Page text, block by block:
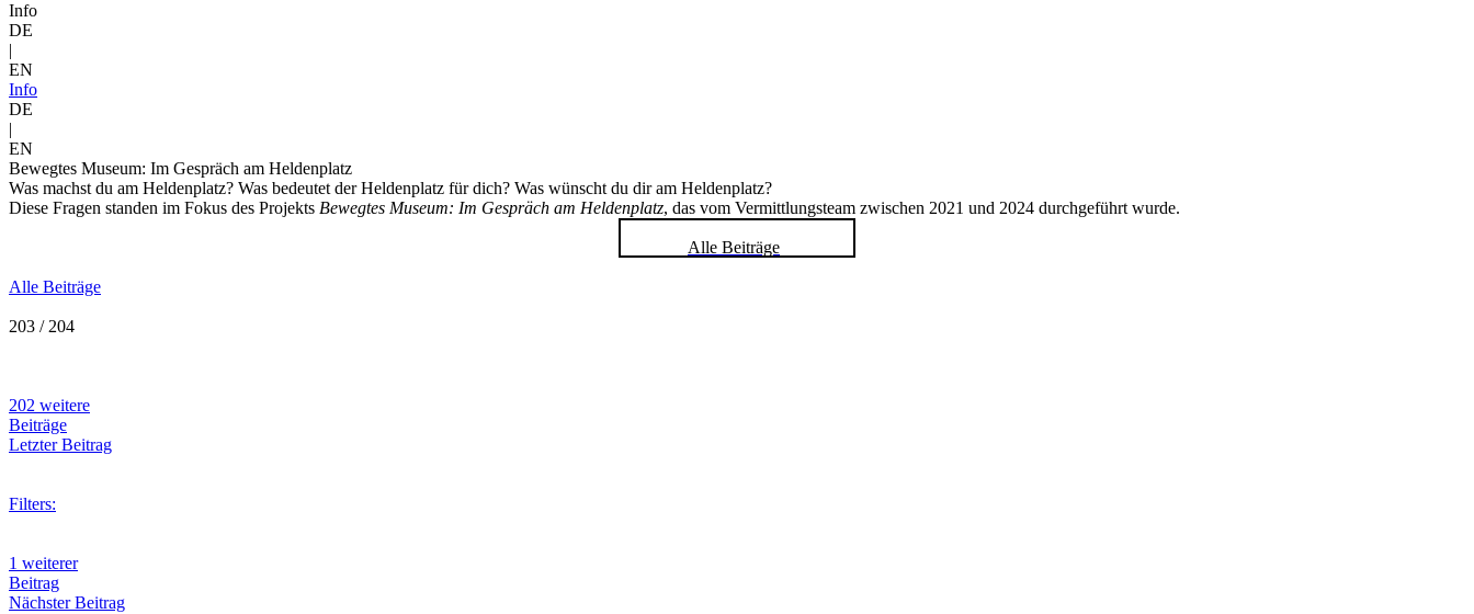
Info
DE
|
EN
Info
DE
|
EN
Bewegtes Museum: Im Gespräch am Heldenplatz
Was machst du am Heldenplatz? Was bedeutet der Heldenplatz für dich? Was wünscht du dir am Heldenplatz?
Diese Fragen standen im Fokus des Projekts Bewegtes Museum: Im Gespräch am Heldenplatz, das vom Vermittlungsteam zwischen 2021 und 2024 durchgeführt wurde.
Alle Beiträge
Alle Beiträge
203 / 204
202 weitere
Beiträge
Letzter Beitrag
Filters:
1 weiterer
Beitrag
Nächster Beitrag